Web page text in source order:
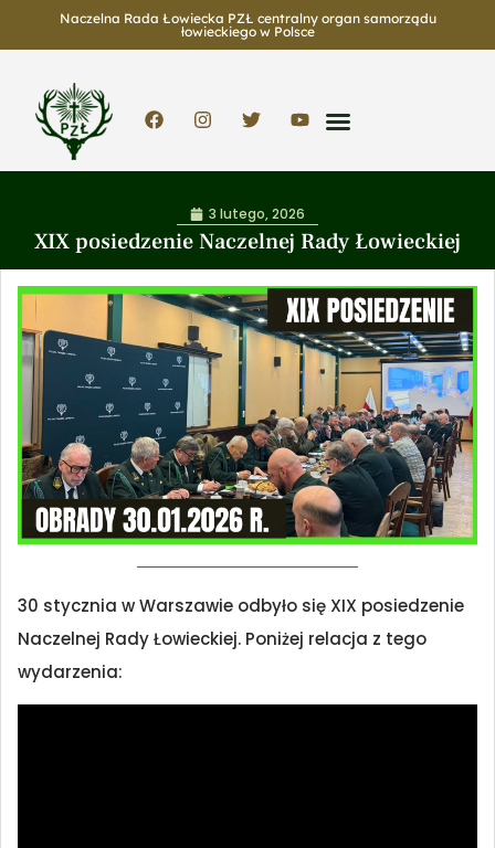
Naczelna Rada Łowiecka PZŁ centralny organ samorządu
łowieckiego w Polsce
XIX posiedzenie Naczelnej Rady Łowieckiej
3 lutego, 2026
30 stycznia w Warszawie odbyło się XIX posiedzenie
Naczelnej Rady Łowieckiej. Poniżej relacja z tego
wydarzenia: